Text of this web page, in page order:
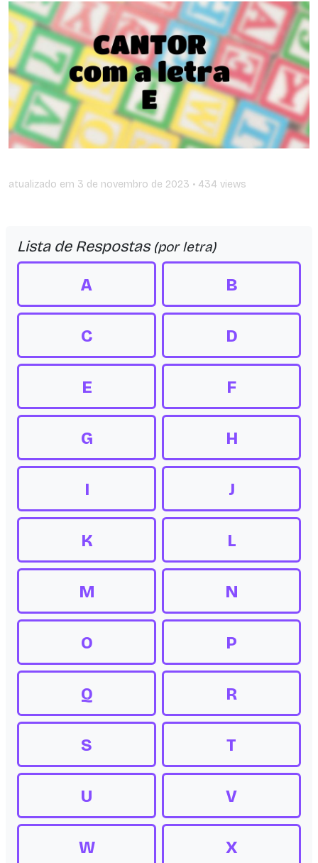
atualizado em 3 de novembro de 2023 • 434 views
Lista de Respostas (por letra)
A B
C D
E F
G H
I J
K L
M N
O P
Q R
S T
U V
W X